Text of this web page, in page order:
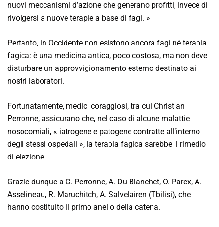
nuovi meccanismi d’azione che generano profitti, invece di
rivolgersi a nuove terapie a base di fagi. »
Pertanto, in Occidente non esistono ancora fagi né terapia
fagica: è una medicina antica, poco costosa, ma non deve
disturbare un approvvigionamento esterno destinato ai
nostri laboratori.
Fortunatamente, medici coraggiosi, tra cui Christian
Perronne, assicurano che, nel caso di alcune malattie
nosocomiali, « iatrogene e patogene contratte all’interno
degli stessi ospedali », la terapia fagica sarebbe il rimedio
di elezione.
Grazie dunque a C. Perronne, A. Du Blanchet, O. Parex, A.
Asselineau, R. Maruchitch, A. Salvelairen (Tbilisi), che
hanno costituito il primo anello della catena.